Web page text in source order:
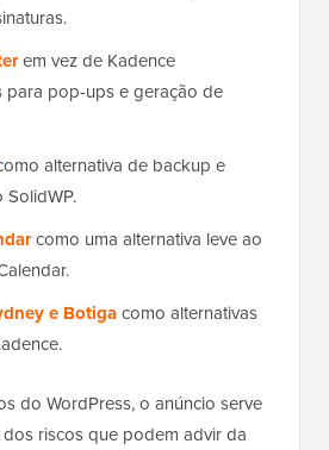
em vez de Kadence
para pop-ups e geração de
alternativa de backup e
SolidWP.
como uma alternativa leve ao
e Botigacomo alternativas
do WordPress, o anúncio serve
riscos que podem advir da